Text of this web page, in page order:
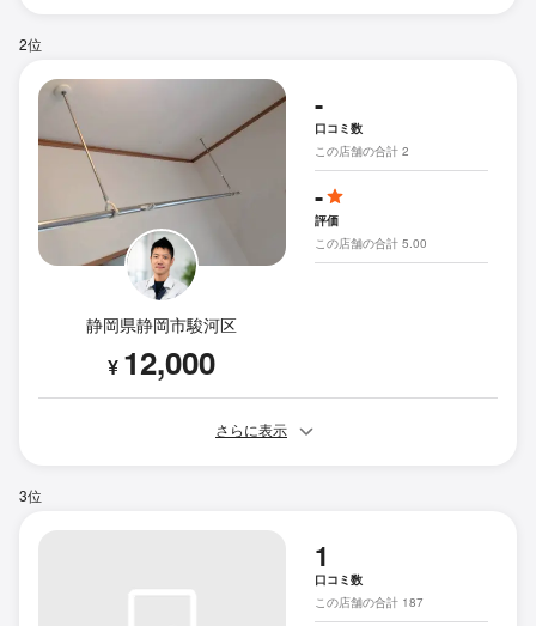
2位
静岡県静岡市駿河区
¥ 12,000
-
口コミ数
この店舗の合計 2
-
評価
この店舗の合計 5.00
さらに表示
3位
1
口コミ数
この店舗の合計 187